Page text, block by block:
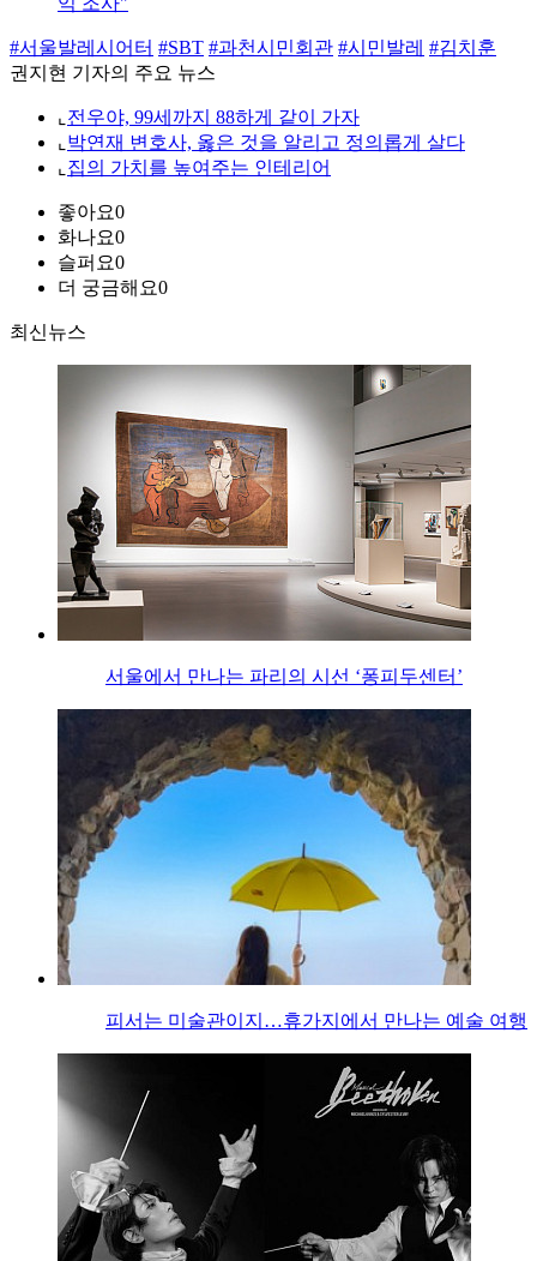
#서울발레시어터 #SBT #과천시민회관 #시민발레 #김치훈
권지현 기자의 주요 뉴스
⌞ 전우야, 99세까지 88하게 같이 가자
⌞ 박연재 변호사, 옳은 것을 알리고 정의롭게 살다
⌞ 집의 가치를 높여주는 인테리어
좋아요0
화나요0
슬퍼요0
더 궁금해요0
최신뉴스
서울에서 만나는 파리의 시선 ‘퐁피두센터’
피서는 미술관이지…휴가지에서 만나는 예술 여행